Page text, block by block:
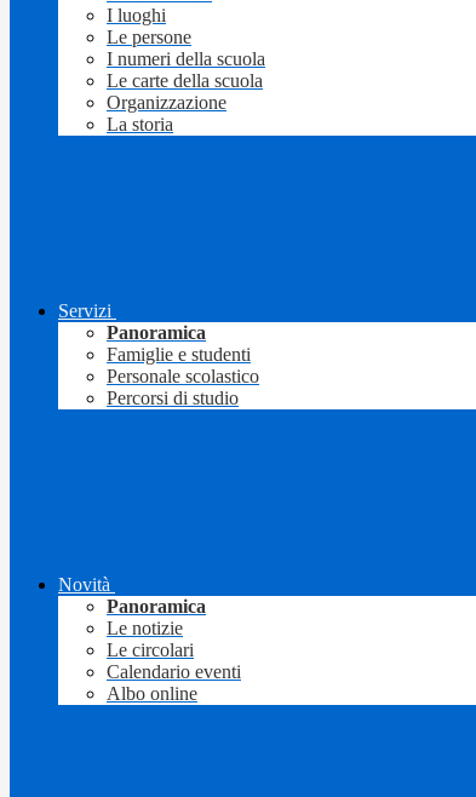
I luoghi
Le persone
I numeri della scuola
Le carte della scuola
Organizzazione
La storia
Servizi
Panoramica
Famiglie e studenti
Personale scolastico
Percorsi di studio
Novità
Panoramica
Le notizie
Le circolari
Calendario eventi
Albo online